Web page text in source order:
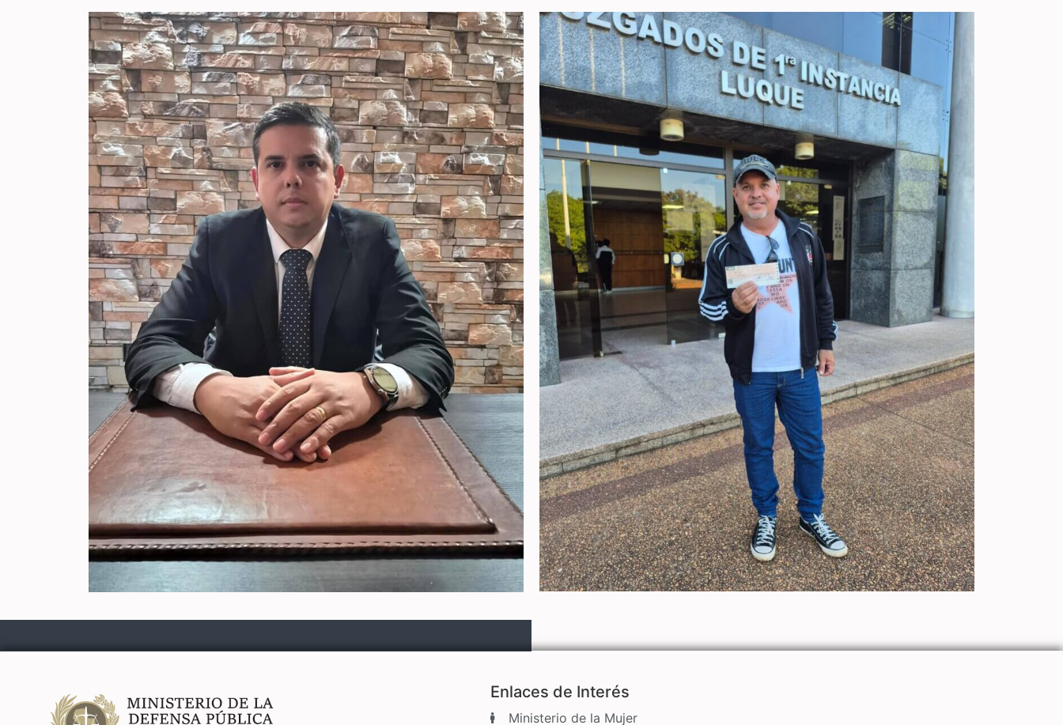
Enlaces de Interés
Ministerio de la Mujer